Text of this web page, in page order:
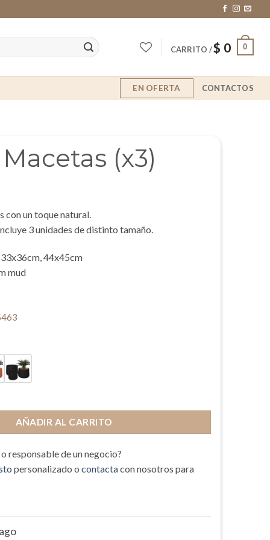
CARRITO /$ 0 0
EN OFERTA CONTACTOS
(x3)
con un toque natural.
3 unidades de distinto tamaño.
44x45cm
mud
AÑADIR AL CARRITO
responsable de un negocio?
personalizado o contactacon nosotros para